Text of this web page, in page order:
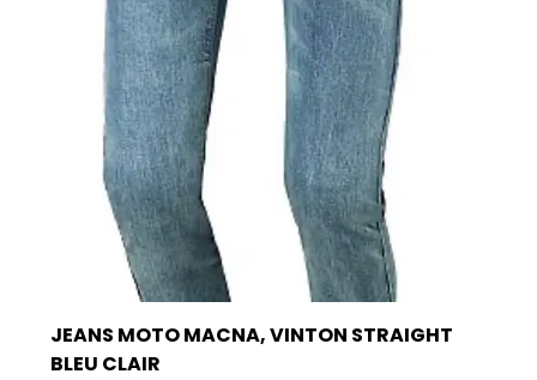
JEANS MOTO MACNA, VINTON STRAIGHT
BLEU CLAIR